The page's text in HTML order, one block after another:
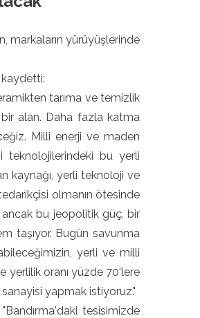
markaların yürüyüşlerinde
tarıma ve temizlik
alan. Daha fazla katma
Milli enerji ve maden
teknolojilerindeki bu yerli
kaynağı, yerli teknoloji ve
olmanın ötesinde
bu jeopolitik güç, bir
taşıyor. Bugün savunma
yerli ve milli
yerlilik oranı yüzde 70'lere
yapmak istiyoruz."
tesisimizde